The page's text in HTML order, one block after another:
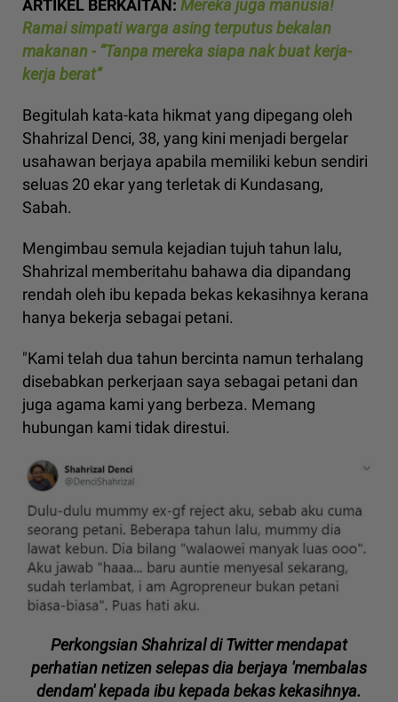
ARTIKEL BERKAITAN: Mereka juga manusia!
Ramai simpati warga asing terputus bekalan
makanan - “Tanpa mereka siapa nak buat kerja-
kerja berat”
Begitulah kata-kata hikmat yang dipegang oleh
Shahrizal Denci, 38, yang kini menjadi bergelar
usahawan berjaya apabila memiliki kebun sendiri
seluas 20 ekar yang terletak di Kundasang,
Sabah.
Mengimbau semula kejadian tujuh tahun lalu,
Shahrizal memberitahu bahawa dia dipandang
rendah oleh ibu kepada bekas kekasihnya kerana
hanya bekerja sebagai petani.
"Kami telah dua tahun bercinta namun terhalang
disebabkan perkerjaan saya sebagai petani dan
juga agama kami yang berbeza. Memang
hubungan kami tidak direstui.
Perkongsian Shahrizal di Twitter mendapat
perhatian netizen selepas dia berjaya 'membalas
dendam' kepada ibu kepada bekas kekasihnya.